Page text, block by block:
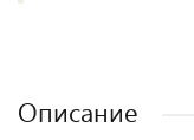
Описание